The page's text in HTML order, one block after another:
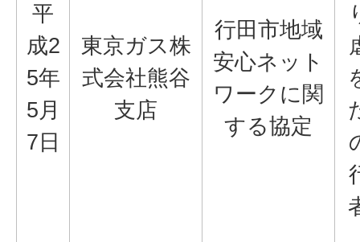
平
成2
5年
5月
7日
東京ガス株
式会社熊谷
支店
行田市地域
安心ネット
ワークに関
する協定